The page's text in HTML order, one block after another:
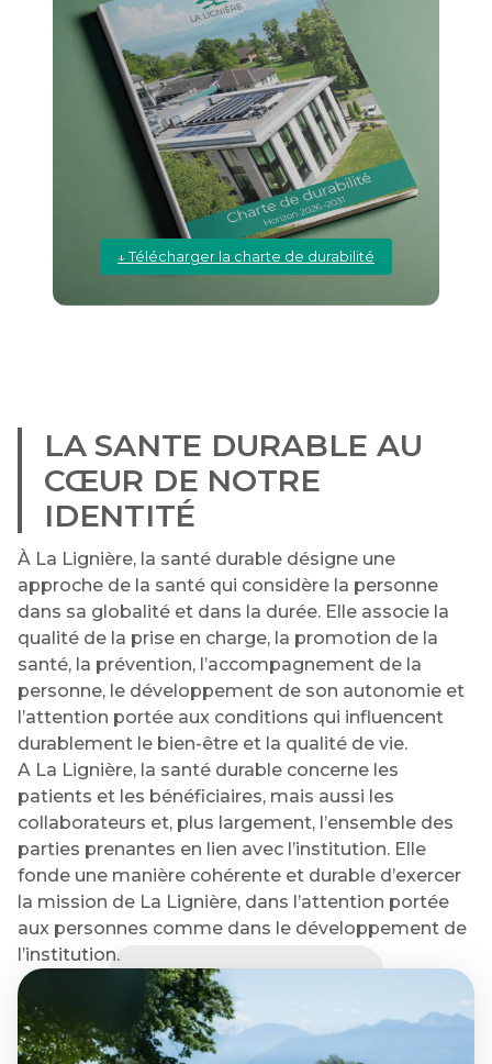
↓ Télécharger la charte de durabilité
LA SANTE DURABLE AU
CŒUR DE NOTRE
IDENTITÉ
À La Lignière, la santé durable désigne une
approche de la santé qui considère la personne
dans sa globalité et dans la durée. Elle associe la
qualité de la prise en charge, la promotion de la
santé, la prévention, l’accompagnement de la
personne, le développement de son autonomie et
l’attention portée aux conditions qui influencent
durablement le bien-être et la qualité de vie.
A La Lignière, la santé durable concerne les
patients et les bénéficiaires, mais aussi les
collaborateurs et, plus largement, l’ensemble des
parties prenantes en lien avec l’institution. Elle
fonde une manière cohérente et durable d’exercer
la mission de La Lignière, dans l’attention portée
aux personnes comme dans le développement de
l’institution.